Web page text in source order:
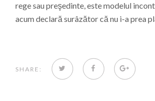
rege sau preşedinte, este modelul
acum declară surâzător că nu i-a prea
SHARE: TWITTERFACEBOOK